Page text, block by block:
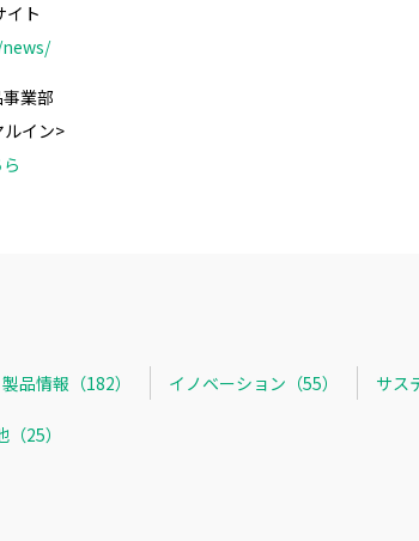
イト
業部
イン>
品情報（182） イノベーション（55） サス
25）